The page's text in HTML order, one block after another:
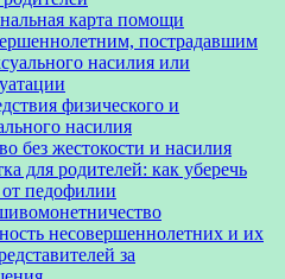
карта помощи
пострадавшим
насилия или
физического и
насилия
без жестокости и насилия
для родителей: как уберечь
от педофилии
несовершеннолетних и их
за